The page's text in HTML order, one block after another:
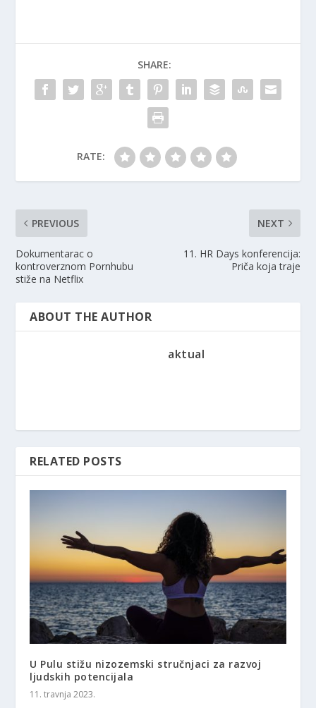
SHARE:
RATE:
PREVIOUS
Dokumentarac o
kontroverznom Pornhubu
stiže na Netflix
NEXT
11. HR Days konferencija:
Priča koja traje
ABOUT THE AUTHOR
aktual
RELATED POSTS
U Pulu stižu nizozemski stručnjaci za razvoj
ljudskih potencijala
11. travnja 2023.